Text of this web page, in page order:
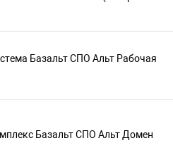
Базальт СПО Альт Рабочая
Базальт СПО Альт Домен